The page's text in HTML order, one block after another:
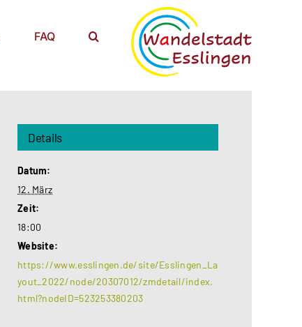
FAQ
Details
Datum:
12. März
Zeit:
18:00
Website:
https://www.esslingen.de/site/Esslingen_La
yout_2022/node/20307012/zmdetail/index.
html?nodeID=523253380203